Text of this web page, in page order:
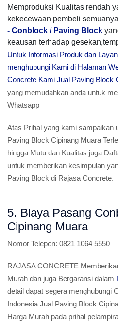
Memproduksi Kualitas rendah
kekecewaan pembeli
- Conblock / Paving Block
keausan terhadap
Untuk Informasi Produk dan
menghubungi Kami di Halaman
Concrete Kami Jual Paving Block
yang memudahkan anda untuk
Whatsapp
Atas Prihal yang kami sampaikan
Paving Block Cipinang Muara
hingga Mutu dan Kualitas juga
untuk memberikan kesimpulan
Paving Block di Rajasa Concrete.
5. Biaya Pasang
Cipinang Muara
Nomor Telepon: 0821 1064 5550
RAJASA CONCRETE
Murah dan juga Bergaransi dalam
detail dapat segera menghubungi
Indonesia Jual Paving Block
Harga Murah pada prihal